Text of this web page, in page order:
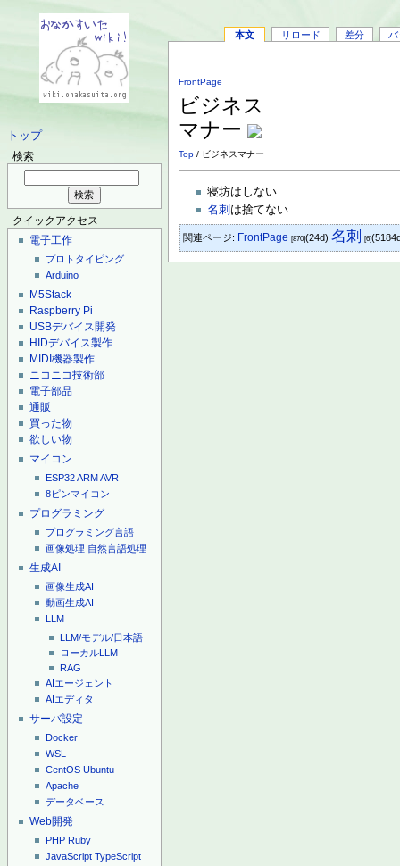
トップ
検索
クイックアクセス
電子工作
プロトタイピング
Arduino
M5Stack
Raspberry Pi
USBデバイス開発
HIDデバイス製作
MIDI機器製作
ニコニコ技術部
電子部品
通販
買った物
欲しい物
マイコン
ESP32ARMAVR
8ピンマイコン
プログラミング
プログラミング言語
画像処理 自然言語処理
生成AI
画像生成AI
動画生成AI
LLM
LLM/モデル/日本語
ローカルLLM
RAG
AIエージェント
AIエディタ
サーバ設定
Docker
WSL
CentOS Ubuntu
Apache
データベース
Web開発
PHP Ruby
JavaScript TypeScript
本文 リロード 差分 バ
FrontPage
ビジネス
マナー
Top / ビジネスマナー
寝坊はしない
名刺 は捨てない
関連ページ: FrontPage [870](24d)名刺 [6]